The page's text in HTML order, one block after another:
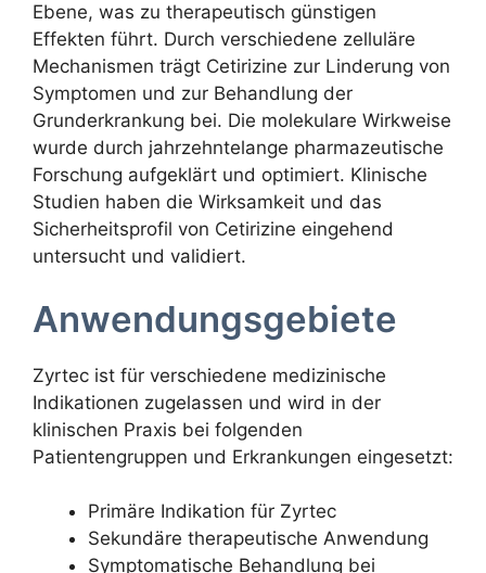
Ebene, was zu therapeutisch günstigen
Effekten führt. Durch verschiedene zelluläre
Mechanismen trägt Cetirizine zur Linderung von
Symptomen und zur Behandlung der
Grunderkrankung bei. Die molekulare Wirkweise
wurde durch jahrzehntelange pharmazeutische
Forschung aufgeklärt und optimiert. Klinische
Studien haben die Wirksamkeit und das
Sicherheitsprofil von Cetirizine eingehend
untersucht und validiert.
Anwendungsgebiete
Zyrtec ist für verschiedene medizinische
Indikationen zugelassen und wird in der
klinischen Praxis bei folgenden
Patientengruppen und Erkrankungen eingesetzt:
Primäre Indikation für Zyrtec
Sekundäre therapeutische Anwendung
Symptomatische Behandlung bei